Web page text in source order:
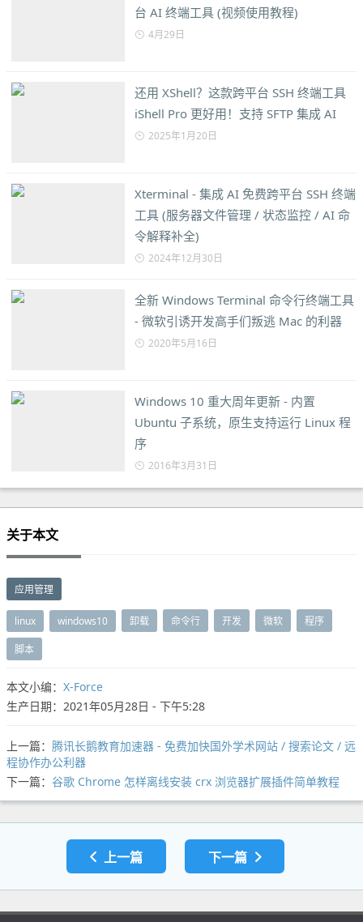
台 AI 终端工具 (视频使用教程)
4月29日
还用 XShell？这款跨平台 SSH 终端工具
iShell Pro 更好用！支持 SFTP 集成 AI
2025年1月20日
Xterminal - 集成 AI 免费跨平台 SSH 终端
工具 (服务器文件管理 / 状态监控 / AI 命
令解释补全)
2024年12月30日
全新 Windows Terminal 命令行终端工具
- 微软引诱开发高手们叛逃 Mac 的利器
2020年5月16日
Windows 10 重大周年更新 - 内置
Ubuntu 子系统，原生支持运行 Linux 程
序
2016年3月31日
关于本文
应用管理
linux windows10 卸载 命令行 开发 微软 程序
脚本
本文小编： X-Force
生产日期：2021年05月28日 - 下午5:28
上一篇： 腾讯长鹅教育加速器 - 免费加快国外学术网站 / 搜索论文 / 远
程协作办公利器
下一篇： 谷歌 Chrome 怎样离线安装 crx 浏览器扩展插件简单教程
上一篇 下一篇